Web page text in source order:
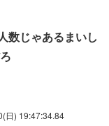
数じゃあるまいし
日) 19:47:34.84